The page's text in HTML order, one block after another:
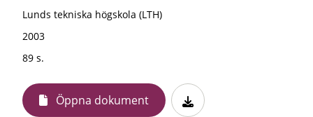
Lunds tekniska högskola (LTH)
2003
89 s.
Öppna dokument